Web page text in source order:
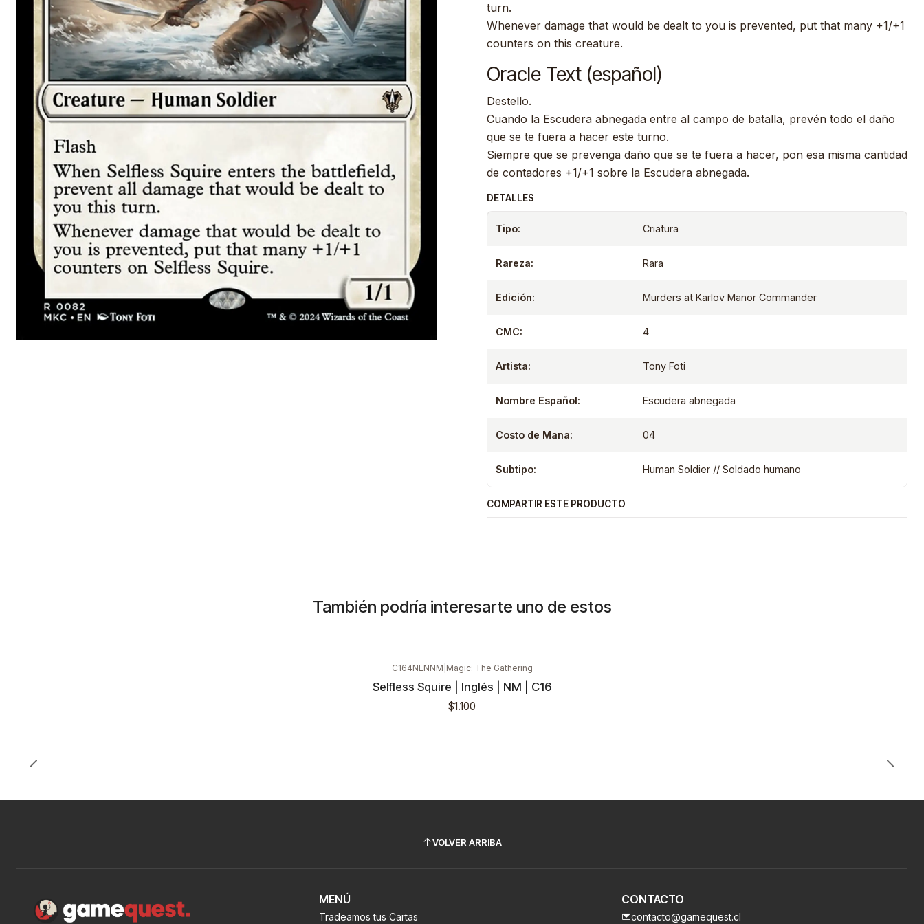
turn.
Whenever damage that would be dealt to you is prevented, put that many +1/+1
counters on this creature.
Oracle Text (español)
Destello.
Cuando la Escudera abnegada entre al campo de batalla, prevén todo el daño
que se te fuera a hacer este turno.
Siempre que se prevenga daño que se te fuera a hacer, pon esa misma cantidad
de contadores +1/+1 sobre la Escudera abnegada.
DETALLES
Tipo: Criatura
Rareza: Rara
Edición: Murders at Karlov Manor Commander
CMC: 4
Artista: Tony Foti
Nombre Español: Escudera abnegada
Costo de Mana: 04
Subtipo: Human Soldier // Soldado humano
COMPARTIR ESTE PRODUCTO
También podría interesarte uno de estos
C164NENNM Magic: The Gathering
Selfless Squire | Inglés | NM | C16
$1.100
VOLVER ARRIBA
MENÚ
Tradeamos tus Cartas
CONTACTO
contacto@gamequest.cl